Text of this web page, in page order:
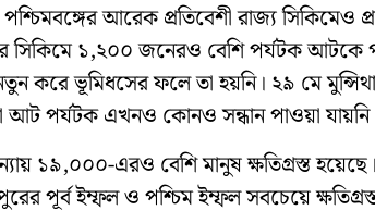
আরেক প্রতিবেশী রাজ্য সিকিমেও
সিকিমে ১,২০০ জনেরও বেশি পর্যটক আটকে
করে ভূমিধসের ফলে তা হয়নি। ২৯ মে
আট পর্যটক এখনও কোনও সন্ধান পাওয়া
১৯,০০০-এরও বেশি মানুষ ক্ষতিগ্রস্ত
পূর্ব ইম্ফল ও পশ্চিম ইম্ফল সবচেয়ে